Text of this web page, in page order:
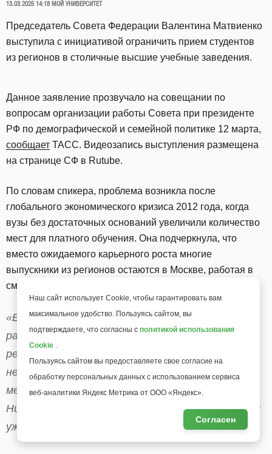
ОПУБЛИКОВАНО
13.03.2025 14:18 МОЙ УНИВЕРСИТЕТ
Председатель Совета Федерации Валентина Матвиенко
выступила с инициативой ограничить прием студентов
из регионов в столичные высшие учебные заведения.
Данное заявление прозвучало на совещании по
вопросам организации работы Совета при президенте
РФ по демографической и семейной политике 12 марта,
сообщает ТАСС. Видеозапись выступления размещена
на странице СФ в Rutube.
По словам спикера, проблема возникла после
глобального экономического кризиса 2012 года, когда
вузы без достаточных оснований увеличили количество
мест для платного обучения. Она подчеркнула, что
вместо ожидаемого карьерного роста многие
выпускники из регионов остаются в Москве, работая в
смежных сферах, таких как торговля или сервис.
«Вместо истории успеха, на которую
рассчитывали родители, посылая из глубинки
ребенка учиться в Москву, получалась история
неудачников, которые идут работать
менеджерами, условно называю, торговой сети.
Ничего плохого в этом нет, но к себе домой они
уже не вернутся», — добавила она.
Наш сайт использует Cookie, чтобы гарантировать вам
максимальное удобство. Пользуясь сайтом, вы
подтверждаете, что согласны с политикой использования
Cookie .
Пользуясь сайтом вы предоставляете свое согласие на
обработку персональных данных с использованием сервиса
веб-аналитики Яндекс Метрика от ООО «Яндекс».
Согласен